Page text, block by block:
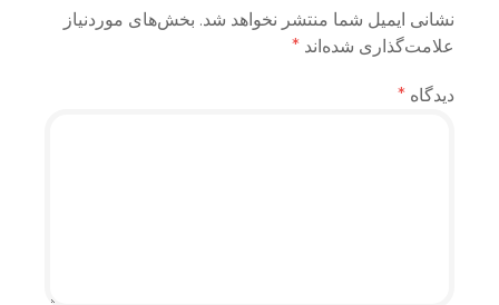
نشانی ایمیل شما منتشر نخواهد شد. بخش‌های موردنیاز
علامت‌گذاری شده‌اند *
دیدگاه *